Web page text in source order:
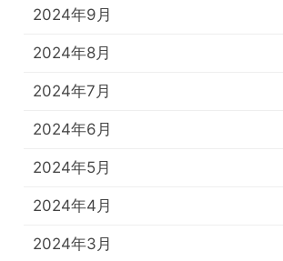
2024年9月
2024年8月
2024年7月
2024年6月
2024年5月
2024年4月
2024年3月